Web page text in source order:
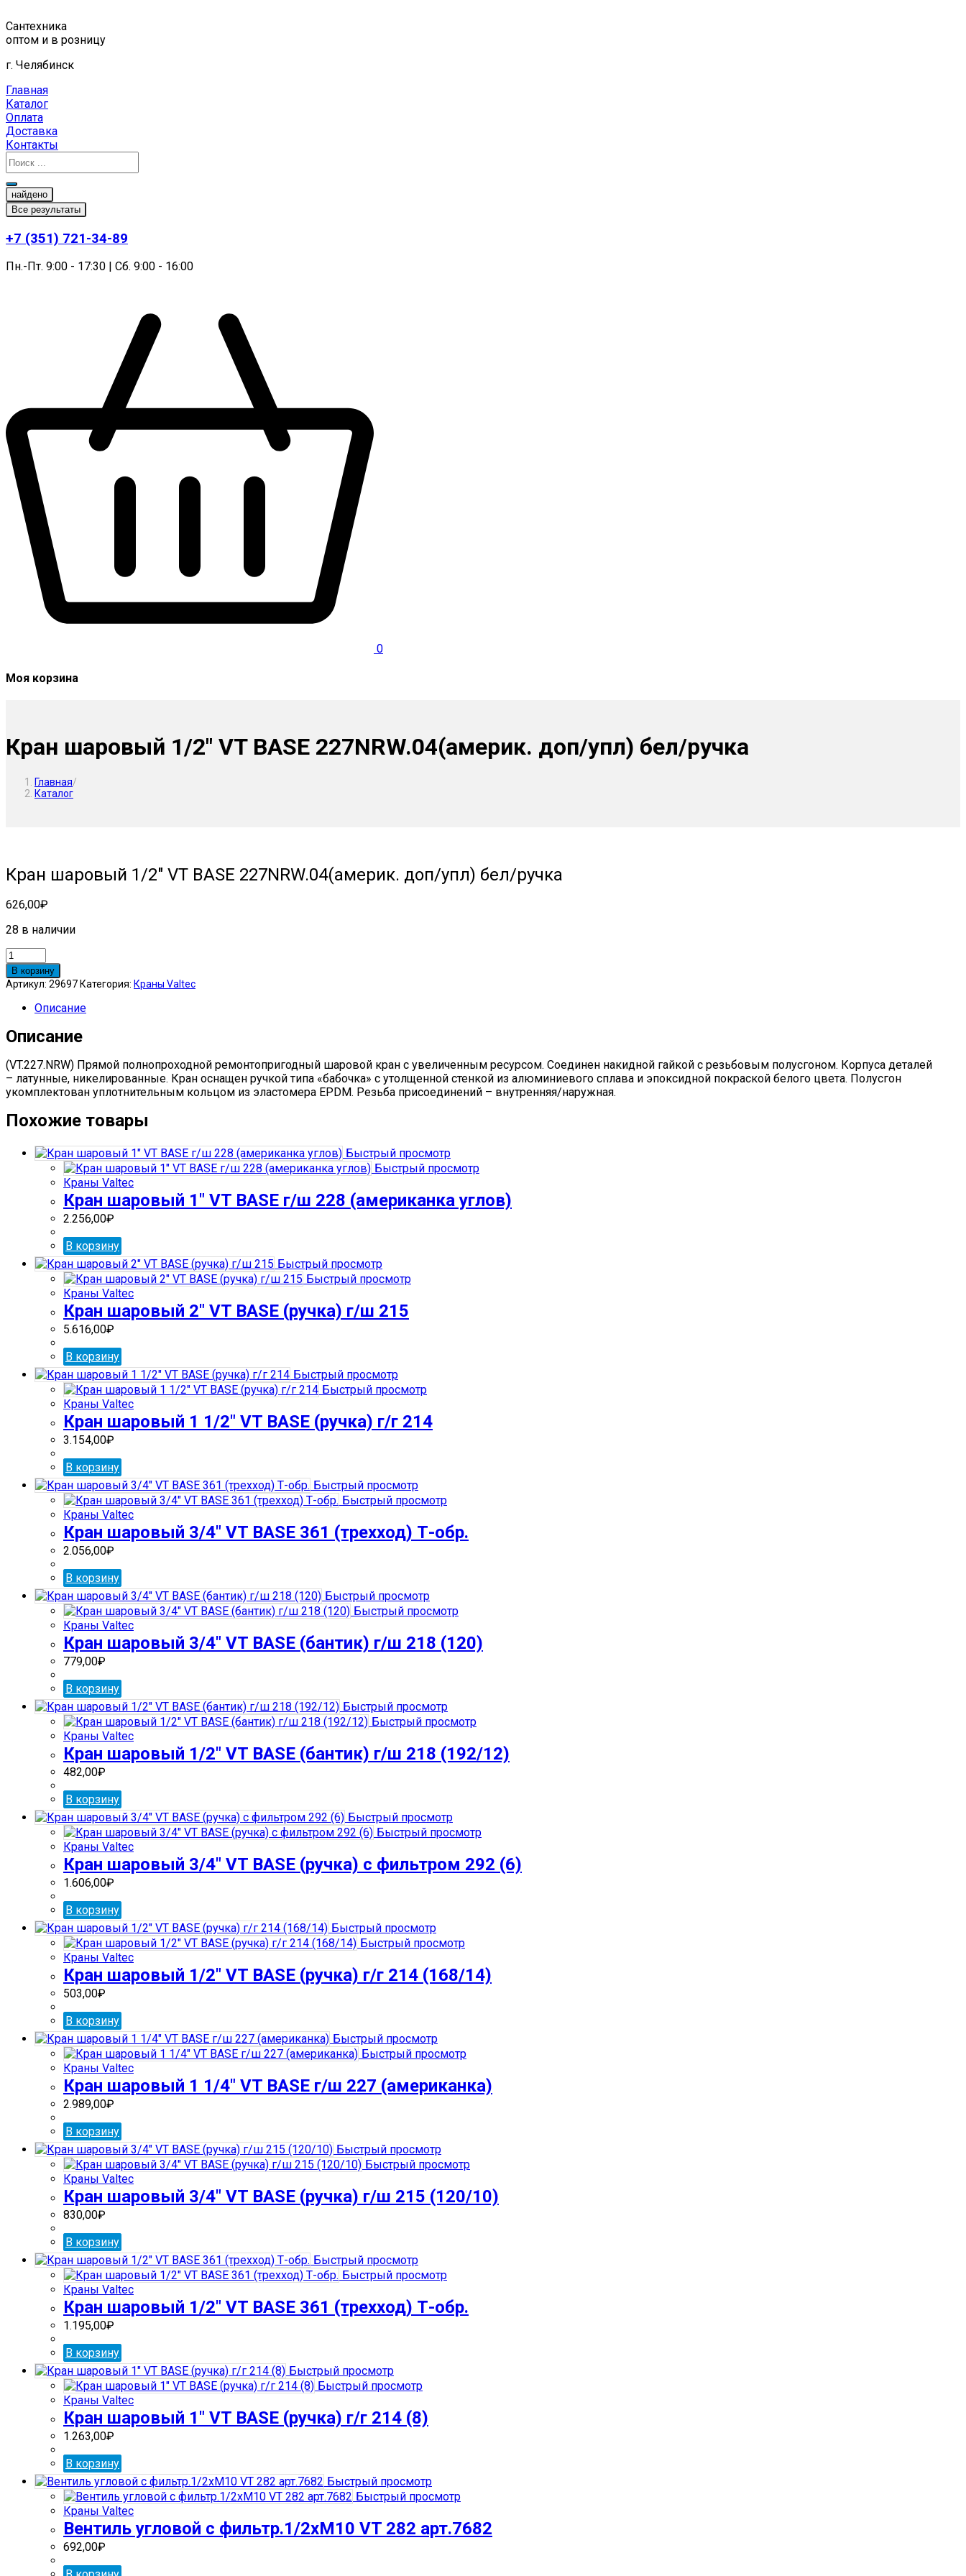
к
содержимому
Сантехника
оптом и в розницу
г. Челябинск
Главная
Каталог
Оплата
Доставка
Контакты
найдено
Все результаты
+7 (351) 721-34-89
Пн.-Пт. 9:00 - 17:30 | Сб. 9:00 - 16:00
0
Моя корзина
Кран шаровый 1/2″ VT BASE 227NRW.04(америк. доп/упл) бел/ручка
Главная/
Каталог
Кран шаровый 1/2″ VT BASE 227NRW.04(америк. доп/упл) бел/ручка
626,00₽
28 в наличии
Количество
товара
Кран
1/2"
BASE
доп/
упл)
бел/
В корзину
Артикул: 29697 Категория: Краны Valtec
Описание
Описание
(VT.227.NRW) Прямой полнопроходной ремонтопригодный шаровой кран с увеличенным ресурсом. Соединен накидной гайкой с резьбовым полусгоном. Корпуса деталей
– латунные, никелированные. Кран оснащен ручкой типа «бабочка» с утолщенной стенкой из алюминиевого сплава и эпоксидной покраской белого цвета. Полусгон
укомплектован уплотнительным кольцом из эластомера EPDM. Резьба присоединений – внутренняя/наружная.
Похожие товары
Быстрый просмотр
Быстрый просмотр
Краны Valtec
Кран шаровый 1″ VT BASE г/ш 228 (американка углов)
2.256,00₽
В корзину
Быстрый просмотр
Быстрый просмотр
Краны Valtec
Кран шаровый 2″ VT BASE (ручка) г/ш 215
5.616,00₽
В корзину
Быстрый просмотр
Быстрый просмотр
Краны Valtec
Кран шаровый 1 1/2″ VT BASE (ручка) г/г 214
3.154,00₽
В корзину
Быстрый просмотр
Быстрый просмотр
Краны Valtec
Кран шаровый 3/4″ VT BASE 361 (трехход) Т-обр.
2.056,00₽
В корзину
Быстрый просмотр
Быстрый просмотр
Краны Valtec
Кран шаровый 3/4″ VT BASE (бантик) г/ш 218 (120)
779,00₽
В корзину
Быстрый просмотр
Быстрый просмотр
Краны Valtec
Кран шаровый 1/2″ VT BASE (бантик) г/ш 218 (192/12)
482,00₽
В корзину
Быстрый просмотр
Быстрый просмотр
Краны Valtec
Кран шаровый 3/4″ VT BASE (ручка) с фильтром 292 (6)
1.606,00₽
В корзину
Быстрый просмотр
Быстрый просмотр
Краны Valtec
Кран шаровый 1/2″ VT BASE (ручка) г/г 214 (168/14)
503,00₽
В корзину
Быстрый просмотр
Быстрый просмотр
Краны Valtec
Кран шаровый 1 1/4″ VT BASE г/ш 227 (американка)
2.989,00₽
В корзину
Быстрый просмотр
Быстрый просмотр
Краны Valtec
Кран шаровый 3/4″ VT BASE (ручка) г/ш 215 (120/10)
830,00₽
В корзину
Быстрый просмотр
Быстрый просмотр
Краны Valtec
Кран шаровый 1/2″ VT BASE 361 (трехход) Т-обр.
1.195,00₽
В корзину
Быстрый просмотр
Быстрый просмотр
Краны Valtec
Кран шаровый 1″ VT BASE (ручка) г/г 214 (8)
1.263,00₽
В корзину
Быстрый просмотр
Быстрый просмотр
Краны Valtec
Вентиль угловой с фильтр.1/2хМ10 VT 282 арт.7682
692,00₽